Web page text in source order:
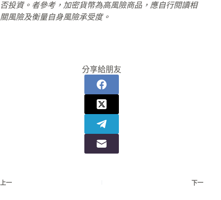
否投資。 者參考，加密貨幣為高風險商品，應自行閱讀相
關風險及衡量自身風險承受度。
分享給朋友
上一 下一